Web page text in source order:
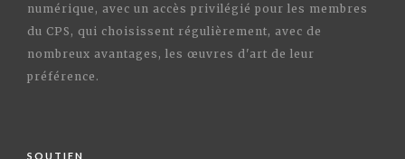
numérique, avec un accès privilégié pour les membres
du CPS, qui choisissent régulièrement, avec de
nombreux avantages, les œuvres d'art de leur
préférence.
SOUTIEN